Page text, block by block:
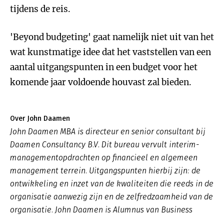
tijdens de reis.
'Beyond budgeting' gaat namelijk niet uit van het
wat kunstmatige idee dat het vaststellen van een
aantal uitgangspunten in een budget voor het
komende jaar voldoende houvast zal bieden.
Over John Daamen
John Daamen MBA is directeur en senior consultant bij
Daamen Consultancy B.V. Dit bureau vervult interim-
managementopdrachten op financieel en algemeen
management terrein. Uitgangspunten hierbij zijn: de
ontwikkeling en inzet van de kwaliteiten die reeds in de
organisatie aanwezig zijn en de zelfredzaamheid van de
organisatie. John Daamen is Alumnus van Business